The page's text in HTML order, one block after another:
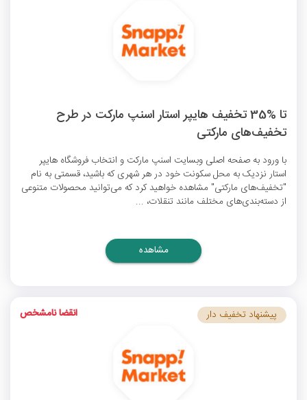
تا %35 تخفیف هایپر استار اسنپ مارکت در طرح
تخفیف‌های مارکتی
با ورود به صفحه اصلی وبسایت اسنپ مارکت و انتخاب فروشگاه هایپر
استار نزدیک به محل سکونت خود در هر شهری که باشید، قسمتی به نام
"تخفیف‌‌های مارکتی" مشاهده خواهید کرد که می‌توانید محصولات متنوعی
از دسته‌بندی‌های مختلف مانند تنقلات، ...
مشاهده
پیشنهاد تخفیف دار انقضا نامشخص